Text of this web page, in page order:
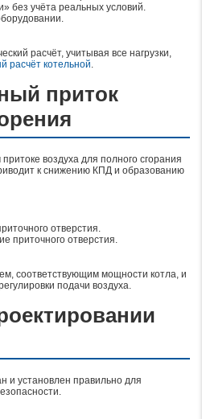
без учёта реальных условий.
расчёт, учитывая все нагрузки,
расчёт котельной.
приток
воздуха для полного сгорания
к снижению КПД и образованию
отверстия.
приточного отверстия.
соответствующим мощности котла, и
подачи воздуха.
и установлен правильно для